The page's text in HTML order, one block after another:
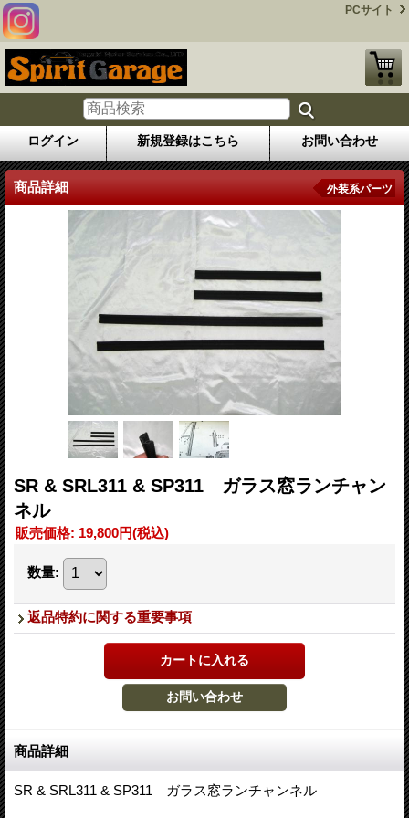
PCサイト
ログイン 新規登録はこちら お問い合わせ
商品詳細 外装系パーツ
SR & SRL311 & SP311 ガラス窓ランチャン
ネル
販売価格: 19,800円(税込)
数量:
返品特約に関する重要事項
商品詳細
SR & SRL311 & SP311 ガラス窓ランチャンネル